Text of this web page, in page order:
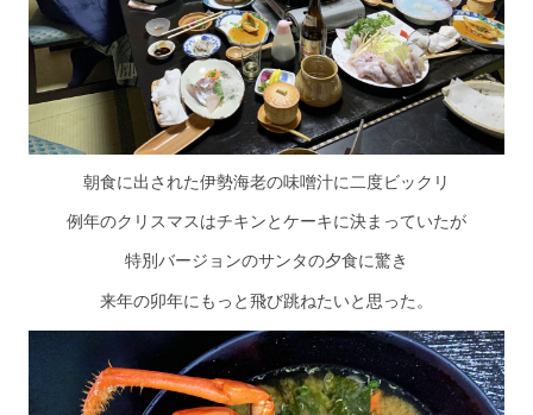
朝食に出された伊勢海老の味噌汁に二度ビックリ
例年のクリスマスはチキンとケーキに決まっていたが
特別バージョンのサンタの夕食に驚き
来年の卯年にもっと飛び跳ねたいと思った。